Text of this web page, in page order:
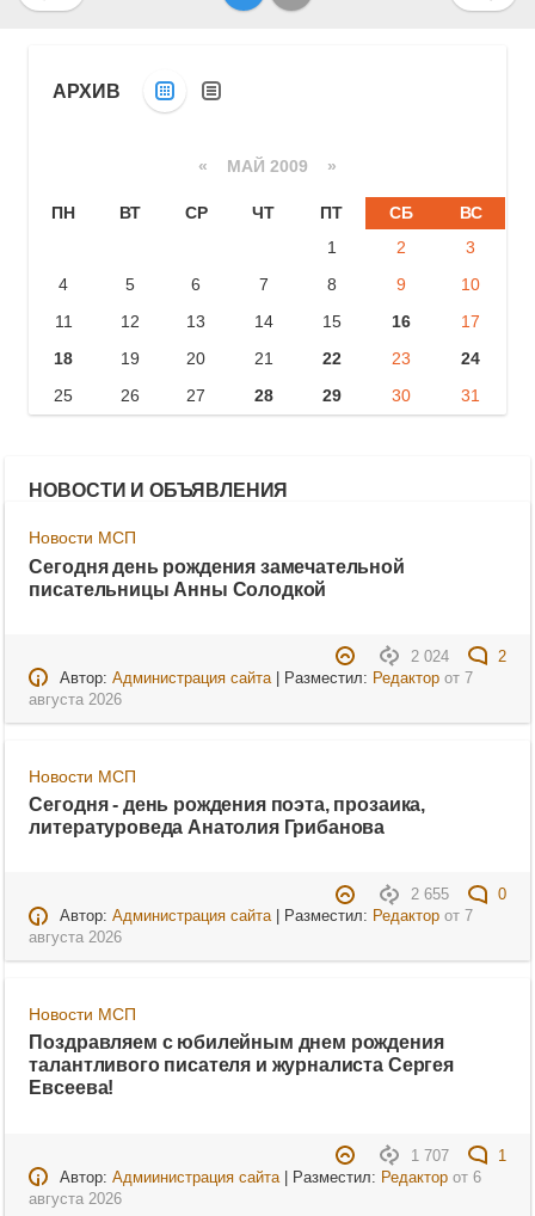
АРХИВ
« МАЙ 2009 »
ПН ВТ СР ЧТ ПТ СБ
ВС
1
2
3
4
5 6 7 8 9
10
11
12 13 14 15 16
17
18
19 20 21 22 23
24
25
26 27 28 29 30 31
НОВОСТИ И ОБЪЯВЛЕНИЯ
Новости МСП
Сегодня день рождения замечательной
писательницы Анны Солодкой
2 024
2
Автор: Администрация сайта| Разместил: Редакторот 7
августа 2026
Новости МСП
Сегодня - день рождения поэта, прозаика,
литературоведа Анатолия Грибанова
2 655
0
Автор: Администрация сайта| Разместил: Редакторот 7
августа 2026
Новости МСП
Поздравляем с юбилейным днем рождения
талантливого писателя и журналиста Сергея
Евсеева!
1 707
1
Автор: Адмиинистрация сайта| Разместил: Редакторот 6
августа 2026